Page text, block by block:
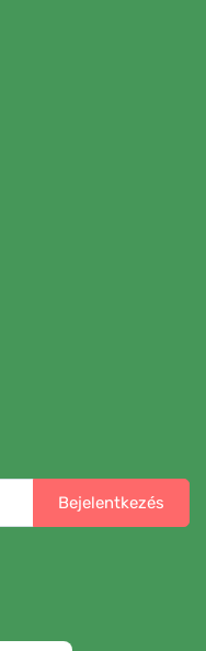
Bejelentkezés